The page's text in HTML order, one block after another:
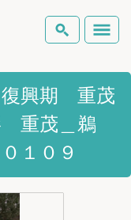
検索
詳細検索
復興期 重茂
重茂＿鵜
１０９